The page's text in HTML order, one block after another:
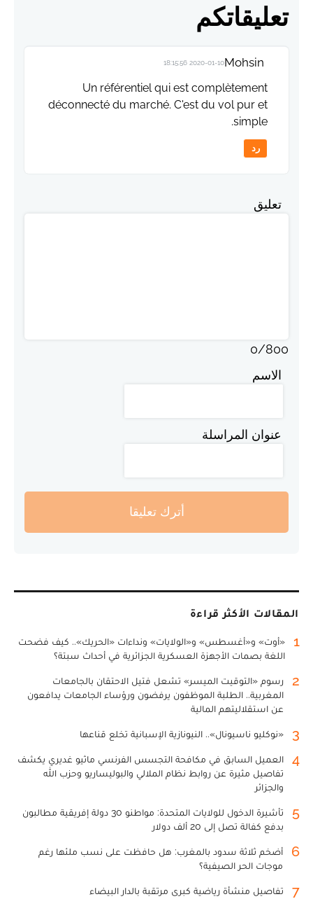
تعليقاتكم
Mohsin
2020-01-10 18:15:56
Un référentiel qui est complètement
déconnecté du marché. C'est du vol pur et
simple.
رد
تعليق
0/800
الاسم
عنوان المراسلة
أترك تعليقا
المقالات الأكثر قراءة
1
«أوت» و«أغسطس» و«الولايات» ونداءات «الحريك».. كيف فضحت
اللغة بصمات الأجهزة العسكرية الجزائرية في أحداث سبتة؟
2
رسوم «التوقيت الميسر» تشعل فتيل الاحتقان بالجامعات
المغربية.. الطلبة الموظفون يرفضون ورؤساء الجامعات يدافعون
عن استقلاليتهم المالية
3 «نوكليو ناسيونال».. النيونازية الإسبانية تخلع قناعها
4
العميل السابق في مكافحة التجسس الفرنسي ماثيو غديري يكشف
تفاصيل مثيرة عن روابط نظام الملالي والبوليساريو وحزب الله
والجزائر
5
تأشيرة الدخول للولايات المتحدة: مواطنو 30 دولة إفريقية مطالبون
بدفع كفالة تصل إلى 20 ألف دولار
6
أضخم ثلاثة سدود بالمغرب: هل حافظت على نسب ملئها رغم
موجات الحر الصيفية؟
7 تفاصيل منشأة رياضية كبرى مرتقبة بالدار البيضاء